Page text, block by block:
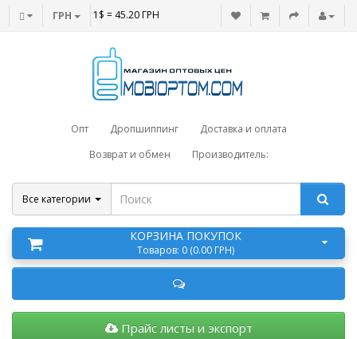
ГРН 1$ = 45.20 ГРН
Опт Дропшиппинг
Доставка и оплата
Возврат и обмен
Производитель:
Все категории
КОРЗИНА ПОКУПОК
Товаров: 0 (0.00 ГРН)
Прайс листы и экспорт